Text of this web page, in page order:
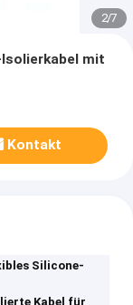
2/7
mit
Kontakt
Silicone-
Kabel für